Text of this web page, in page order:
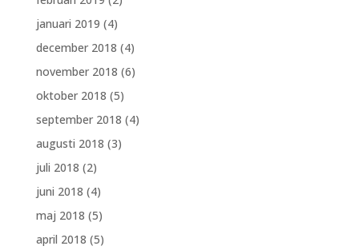
januari 2019 (4)
december 2018 (4)
november 2018 (6)
oktober 2018 (5)
september 2018 (4)
augusti 2018 (3)
juli 2018 (2)
juni 2018 (4)
maj 2018 (5)
april 2018 (5)